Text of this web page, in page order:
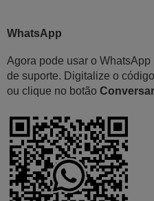
WhatsApp
Agora pode usar o
de suporte. Digitalize o
ou clique no botão